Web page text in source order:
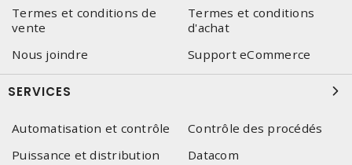
Termes et conditions de
vente
Termes et conditions
d'achat
Nous joindre
Support eCommerce
SERVICES
Automatisation et contrôle
Contrôle des procédés
Puissance et distribution
Datacom